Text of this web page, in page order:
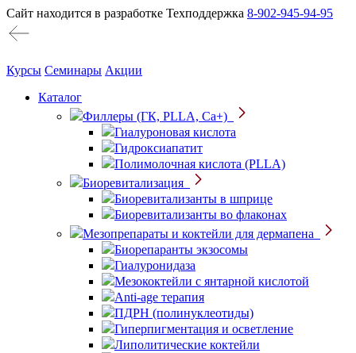
Сайт находится в разработке Техподдержка 8-902-945-94-95
Курсы Семинары Акции
Каталог
Филлеры (ГК, PLLA, Ca+)
Гиалуроновая кислота
Гидроксиапатит
Полимолочная кислота (PLLA)
Биоревитализация
Биоревитализанты в шприце
Биоревитализанты во флаконах
Мезопрепараты и коктейли для дермапена
Биорепаранты экзосомы
Гиалуронидаза
Мезококтейли с янтарной кислотой
Anti-age терапия
ПДРН (полинуклеотиды)
Гиперпигментация и осветление
Липолитические коктейли